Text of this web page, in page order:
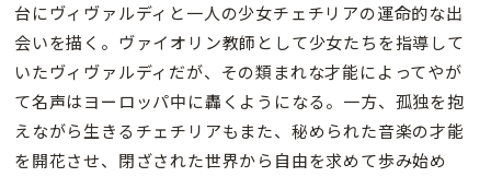
台にヴィヴァルディと一人の少女チェチリアの運命的な出
会いを描く。ヴァイオリン教師として少女たちを指導して
いたヴィヴァルディだが、その類まれな才能によってやが
て名声はヨーロッパ中に轟くようになる。一方、孤独を抱
えながら生きるチェチリアもまた、秘められた音楽の才能
を開花させ、閉ざされた世界から自由を求めて歩み始め